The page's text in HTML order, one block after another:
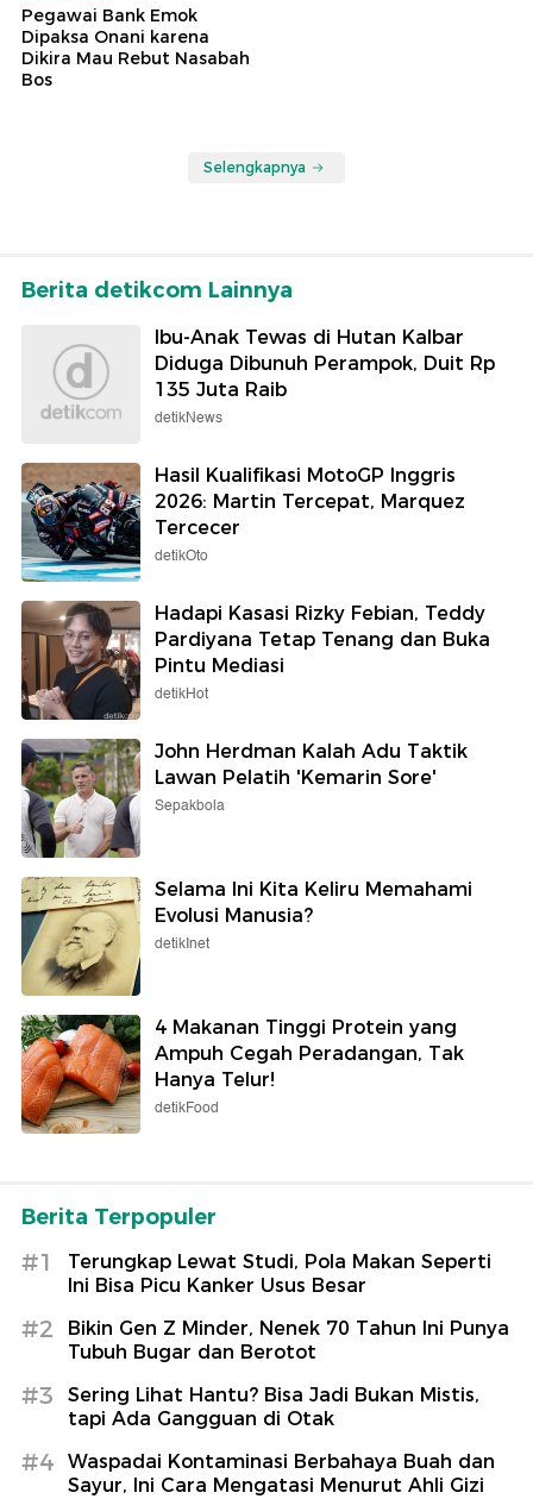
Pegawai Bank Emok
Dipaksa Onani karena
Dikira Mau Rebut Nasabah
Bos
Selengkapnya
Berita detikcom Lainnya
Ibu-Anak Tewas di Hutan Kalbar
Diduga Dibunuh Perampok, Duit Rp
135 Juta Raib
detikNews
Hasil Kualifikasi MotoGP Inggris
2026: Martin Tercepat, Marquez
Tercecer
detikOto
Hadapi Kasasi Rizky Febian, Teddy
Pardiyana Tetap Tenang dan Buka
Pintu Mediasi
detikHot
John Herdman Kalah Adu Taktik
Lawan Pelatih 'Kemarin Sore'
Sepakbola
Selama Ini Kita Keliru Memahami
Evolusi Manusia?
detikInet
4 Makanan Tinggi Protein yang
Ampuh Cegah Peradangan, Tak
Hanya Telur!
detikFood
Berita Terpopuler
#1
Terungkap Lewat Studi, Pola Makan Seperti
Ini Bisa Picu Kanker Usus Besar
#2
Bikin Gen Z Minder, Nenek 70 Tahun Ini Punya
Tubuh Bugar dan Berotot
#3
Sering Lihat Hantu? Bisa Jadi Bukan Mistis,
tapi Ada Gangguan di Otak
#4
Waspadai Kontaminasi Berbahaya Buah dan
Sayur, Ini Cara Mengatasi Menurut Ahli Gizi